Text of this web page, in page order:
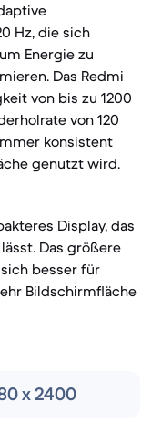
Hz, die sich
Energie zu
Das Redmi
von bis zu 1200
von 120
konsistent
genutzt wird.
Display, das
Das größere
besser für
Bildschirmfläche
x 2400